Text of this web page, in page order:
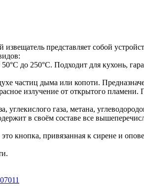
представляет собой
до 250°С. Подходит для кухонь,
частиц дыма или копоти.
излучение от открытого
газа, метана,
в своём составе все
кнопка, привязанная к сирене и